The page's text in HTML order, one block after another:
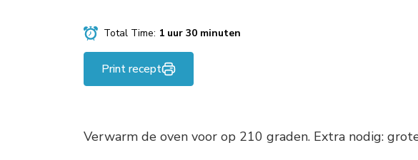
Total Time: 1 uur 30 minuten
Print recept
Verwarm de oven voor op 210 graden. Extra nodig: grote